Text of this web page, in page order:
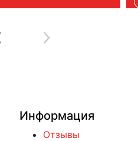
Информация
Отзывы